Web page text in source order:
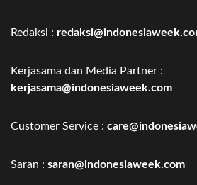
Redaksi :
Kerjasama dan Media Partner :
kerjasama@indonesiaweek.com
Customer Service :
Saran : saran@indonesiaweek.com